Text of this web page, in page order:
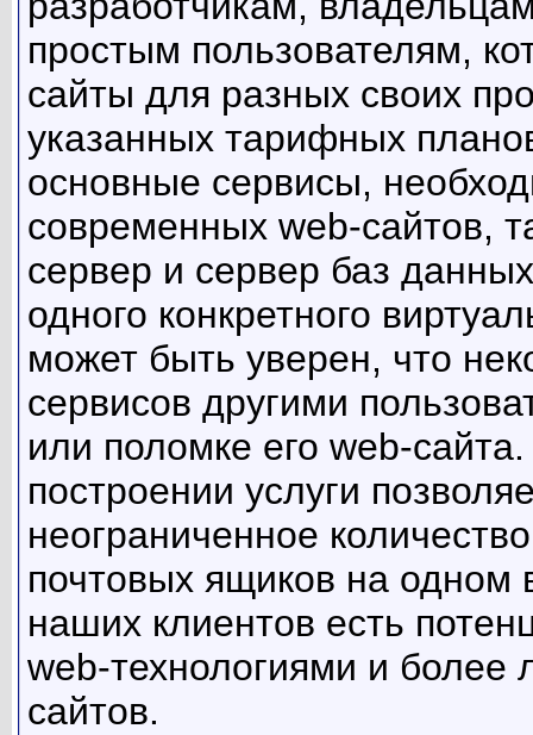
простым пользователям,
сайты для разных своих
указанных тарифных
основные сервисы,
современных web-сайтов,
сервер и сервер баз
одного конкретного
может быть уверен, что
сервисов другими
или поломке его web-
построении услуги
неограниченное
почтовых ящиков на одном
наших клиентов есть
web-технологиями и более
сайтов.